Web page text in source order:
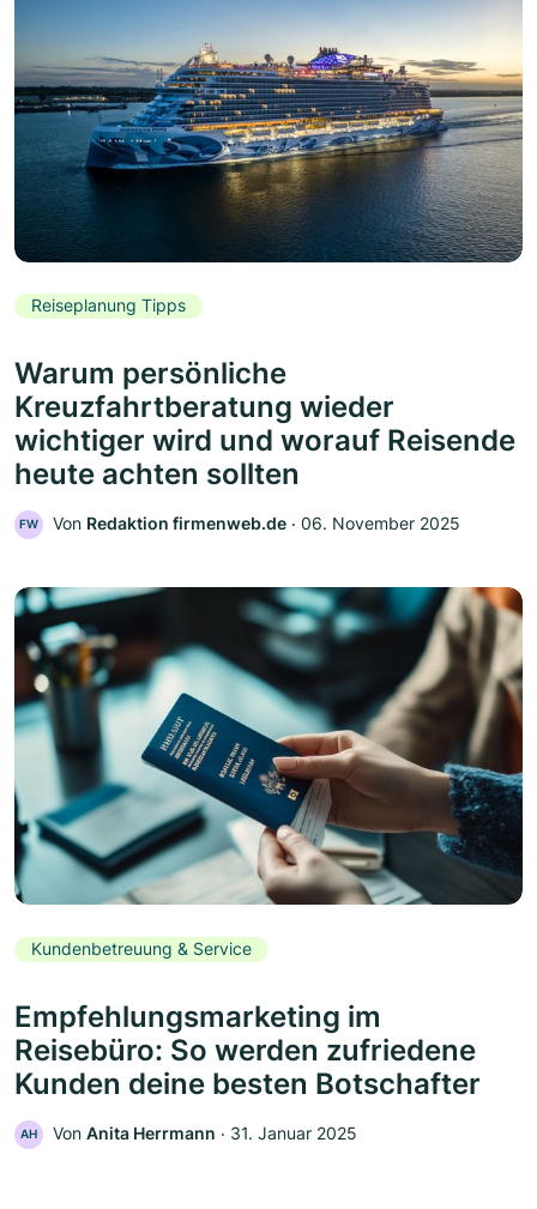
Reiseplanung Tipps
Warum persönliche
Kreuzfahrtberatung wieder
wichtiger wird und worauf Reisende
heute achten sollten
FW Von Redaktion firmenweb.de ‧ 06. November 2025
Kundenbetreuung & Service
Empfehlungsmarketing im
Reisebüro: So werden zufriedene
Kunden deine besten Botschafter
AH Von Anita Herrmann ‧ 31. Januar 2025